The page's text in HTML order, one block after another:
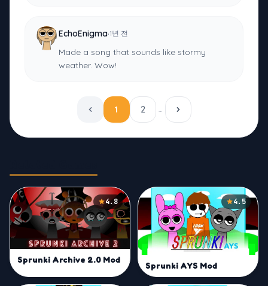
EchoEnigma·1년 전
Made a song that sounds like stormy
weather. Wow!
1 2 …
4.8
Sprunki Archive 2.0 Mod
4.5
Sprunki AYS Mod